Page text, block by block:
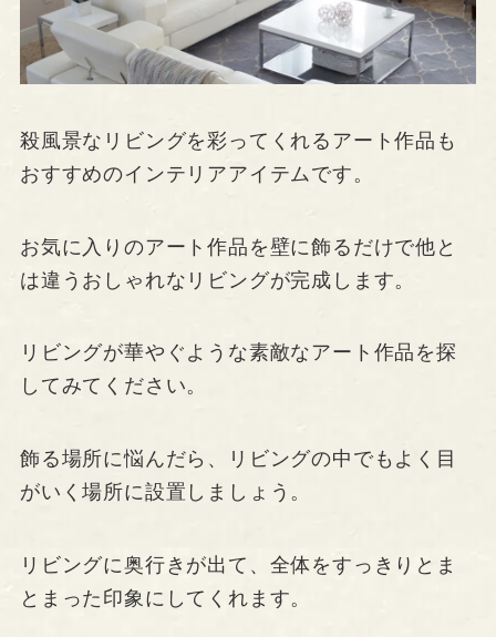
殺風景なリビングを彩ってくれるアート作品も
おすすめのインテリアアイテムです。
お気に入りのアート作品を壁に飾るだけで他と
は違うおしゃれなリビングが完成します。
リビングが華やぐような素敵なアート作品を探
してみてください。
飾る場所に悩んだら、リビングの中でもよく目
がいく場所に設置しましょう。
リビングに奥行きが出て、全体をすっきりとま
とまった印象にしてくれます。